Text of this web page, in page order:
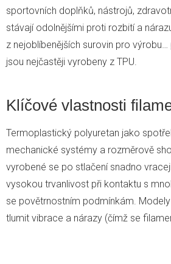
sportovních doplňků, nástrojů,
stávají odolnějšími proti rozbití a
z nejoblíbenějších surovin pro
jsou nejčastěji vyrobeny z TPU.
Klíčové vlastnosti
Termoplastický polyuretan jako
mechanické systémy a rozměrově
vyrobené se po stlačení snadno
vysokou trvanlivost při kontaktu s
se povětrnostním podmínkám.
tlumit vibrace a nárazy (čímž se